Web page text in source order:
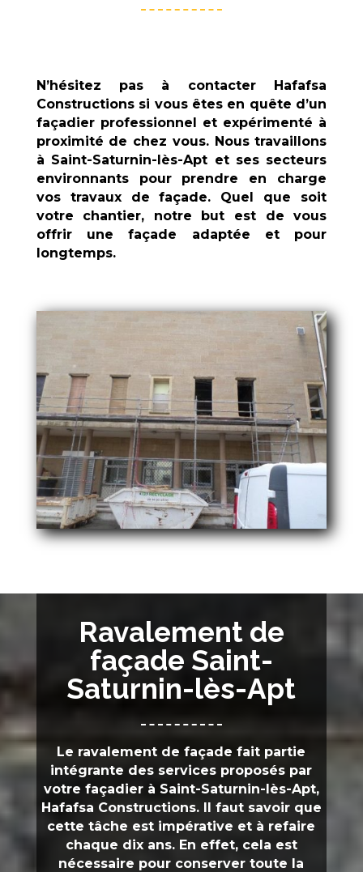
N’hésitez pas à contacter Hafafsa
Constructionssi vous êtes en quête d’un
façadier professionnel et expérimenté à
proximité de chez vous. Nous travaillons
à Saint-Saturnin-lès-Apt et ses secteurs
environnants pour prendre en charge
vos travaux de façade. Quel que soit
votre chantier, notre but est de vous
offrir une façade adaptée et pour
longtemps.
Ravalement de
façade Saint-
Saturnin-lès-Apt
Le ravalement de façade fait partie
intégrante des services proposés par
votre façadier à Saint-Saturnin-lès-Apt,
Hafafsa Constructions. Il faut savoir que
cette tâche est impérative et à refaire
chaque dix ans. En effet, cela est
nécessaire pour conserver toute la